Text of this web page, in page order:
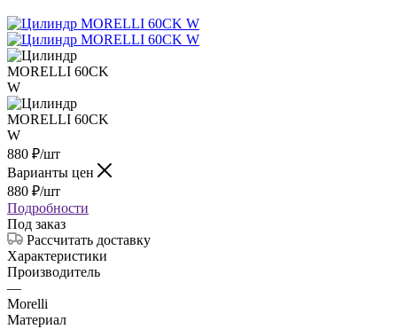
880 ₽/шт
Варианты цен
880 ₽/шт
Подробности
Под заказ
Рассчитать доставку
Характеристики
Производитель
—
Morelli
Материал